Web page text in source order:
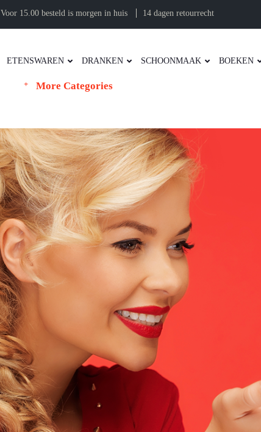
Voor 15.00 besteld is morgen in huis 14 dagen retourrecht
ETENSWAREN DRANKEN SCHOONMAAK BOEKEN
More Categories